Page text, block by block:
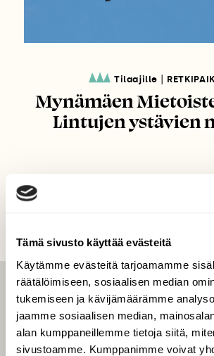
Tämä sivusto käyttää evästeitä
Käytämme evästeitä tarjoamamme
räätälöimiseen, sosiaalisen median
tukemiseen ja kävijämäärämme
jaamme sosiaalisen median,
alan kumppaneillemme tietoja siitä,
sivustoamme. Kumppanimme voivat
Tilaajille
Mynämäen
Lintujen ystävien
LEHTI
Uusin lehti
Tilaa